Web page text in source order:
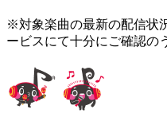
※対象楽曲の最新の配信状
ービスにて十分にご確認の